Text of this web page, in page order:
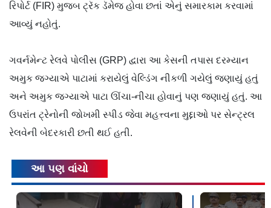
રિપોર્ટ (FIR) મુજબ ટ્રૅક ડૅમેજ હોવા છતાં એનું સમારકામ કરવામાં
આવ્યું નહોતું.
ગવર્નમેન્ટ રેલવે પોલીસ (GRP) દ્વારા આ કેસની તપાસ દરમ્યાન
અમુક જગ્યાએ પાટામાં કરાયેલું વેલ્ડિંગ નીકળી ગયેલું જણાયું હતું
અને અમુક જગ્યાએ પાટા ઊંચા-નીચા હોવાનું પણ જણાયું હતું. આ
ઉપરાંત ટ્રેનોની જોખમી સ્પીડ જેવા મહત્ત્વના મુદ્દાઓ પર સેન્ટ્રલ
રેલવેની બેદરકારી છતી થઈ હતી.
આ પણ વાંચો